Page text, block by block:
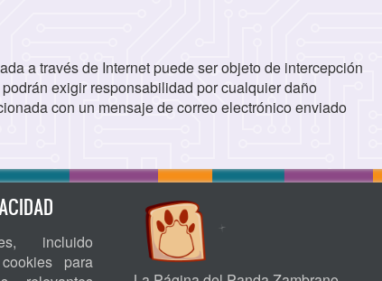
a través de Internet puede ser objeto de intercepción
exigir responsabilidad por cualquier daño
con un mensaje de correo electrónico enviado
incluido
para